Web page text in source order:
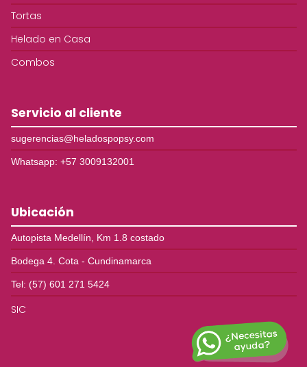
Tortas
Helado en Casa
Combos
Servicio al cliente
sugerencias@heladospopsy.com
Whatsapp: +57 3009132001
Ubicación
Autopista Medellín, Km 1.8 costado
Bodega 4. Cota - Cundinamarca
Tel: (57) 601 271 5424
SIC